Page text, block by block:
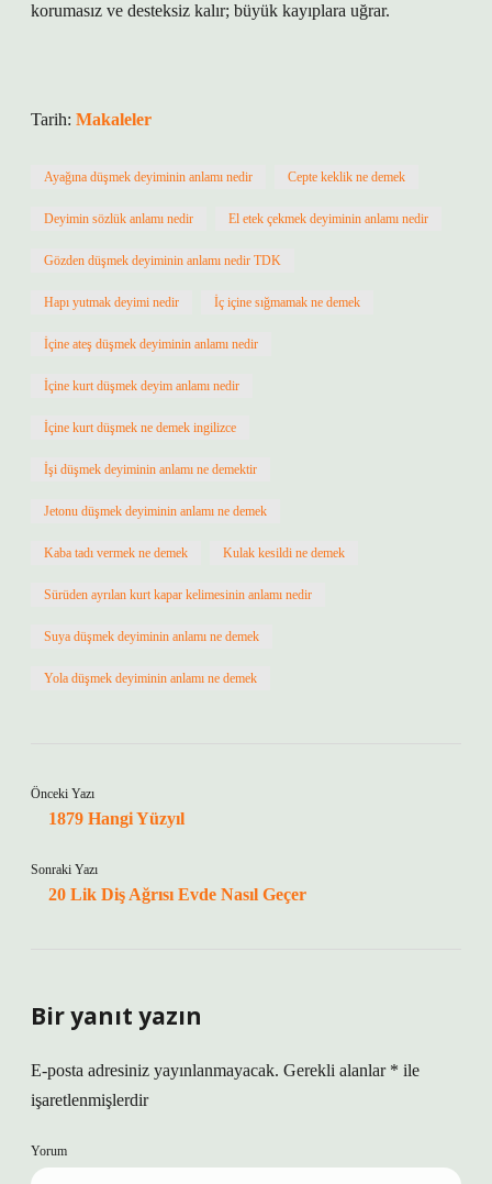
korumasız ve desteksiz kalır; büyük kayıplara uğrar.
Tarih: Makaleler
Ayağına düşmek deyiminin anlamı nedir Cepte keklik ne demek
Deyimin sözlük anlamı nedir El etek çekmek deyiminin anlamı nedir
Gözden düşmek deyiminin anlamı nedir TDK
Hapı yutmak deyimi nedir İç içine sığmamak ne demek
İçine ateş düşmek deyiminin anlamı nedir
İçine kurt düşmek deyim anlamı nedir
İçine kurt düşmek ne demek ingilizce
İşi düşmek deyiminin anlamı ne demektir
Jetonu düşmek deyiminin anlamı ne demek
Kaba tadı vermek ne demek Kulak kesildi ne demek
Sürüden ayrılan kurt kapar kelimesinin anlamı nedir
Suya düşmek deyiminin anlamı ne demek
Yola düşmek deyiminin anlamı ne demek
Önceki Yazı
1879 Hangi Yüzyıl
Sonraki Yazı
20 Lik Diş Ağrısı Evde Nasıl Geçer
Bir yanıt yazın
E-posta adresiniz yayınlanmayacak. Gerekli alanlar * ile
işaretlenmişlerdir
Yorum